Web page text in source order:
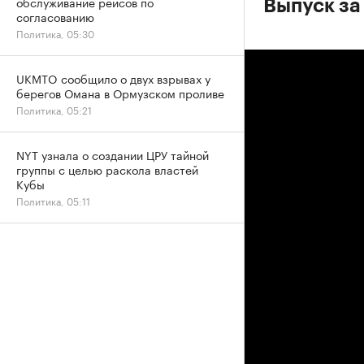
Выпуск
согласованию
Политика, 05:30
UKMTO сообщило о двух взрывах у
берегов Омана в Ормузском проливе
Политика, 05:21
NYT узнала о создании ЦРУ тайной
группы с целью раскола властей
Кубы
Политика, 05:11